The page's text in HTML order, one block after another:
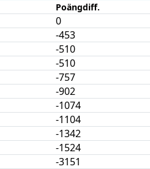
Poängdiff.
0
-453
-510
-510
-757
-902
-1074
-1104
-1342
-1524
-3151